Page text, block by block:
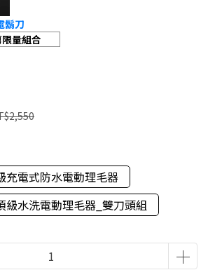
鬍刀
量組合
充電式防水電動理毛器
級水洗電動理毛器_雙刀頭組